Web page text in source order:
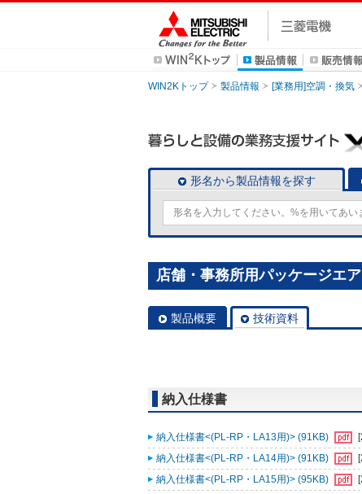
WIN2Kトップ 製品情報 [業務用]空調・換気
形名から製品情報を探す
店舗・事務所用パッケージエ
製品概要 技術資料
納入仕様書
納入仕様書<(PL-RP・LA13用)> (91KB)
納入仕様書<(PL-RP・LA14用)> (91KB)
納入仕様書<(PL-RP・LA15用)> (95KB)